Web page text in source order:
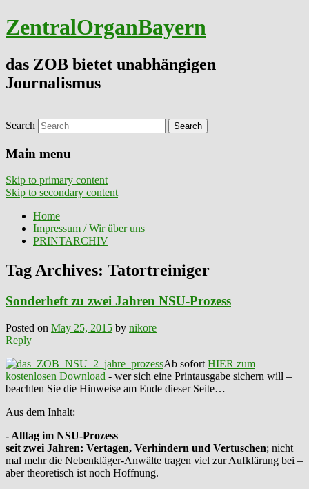
ZentralOrganBayern
das ZOB bietet unabhängigen
Journalismus
Search
Main menu
Skip to primary content
Skip to secondary content
Home
Impressum / Wir über uns
PRINTARCHIV
Tag Archives: Tatortreiniger
Sonderheft zu zwei Jahren NSU-Prozess
Posted on May 25, 2015 by nikore
Reply
Ab sofort HIER zum
kostenlosen Download - wer sich eine Printausgabe sichern will –
beachten Sie die Hinweise am Ende dieser Seite…
Aus dem Inhalt:
- Alltag im NSU-Prozess
seit zwei Jahren: Vertagen, Verhindern und Vertuschen; nicht
mal mehr die Nebenkläger-Anwälte tragen viel zur Aufklärung bei –
aber theoretisch ist noch Hoffnung.